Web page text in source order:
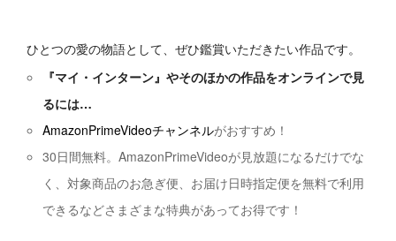
ひとつの愛の物語として、ぜひ鑑賞いただきたい作品です。
『マイ・インターン』やそのほかの作品をオンラインで見
るには…
AmazonPrimeVideoチャンネルがおすすめ！
30日間無料。AmazonPrimeVideoが見放題になるだけでな
く、対象商品のお急ぎ便、お届け日時指定便を無料で利用
できるなどさまざまな特典があってお得です！